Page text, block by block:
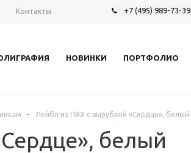
Контакты +7 (495) 989-73-39
НОВИНКИ ПОРТФОЛИО
- Лейбл из ПВХ с вырубкой «Сердце», белый
белый